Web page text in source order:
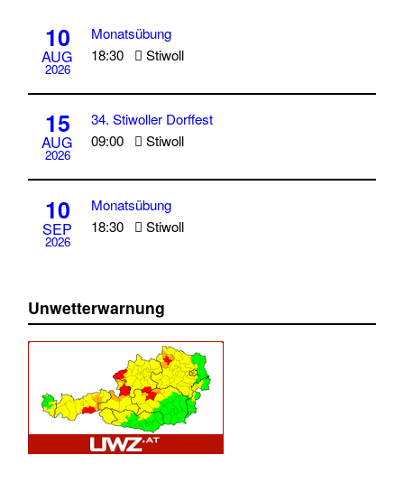
10
AUG
2026
Monatsübung
18:30
Stiwoll
15
AUG
2026
34. Stiwoller Dorffest
09:00
Stiwoll
10
SEP
2026
Monatsübung
18:30
Stiwoll
Unwetterwarnung